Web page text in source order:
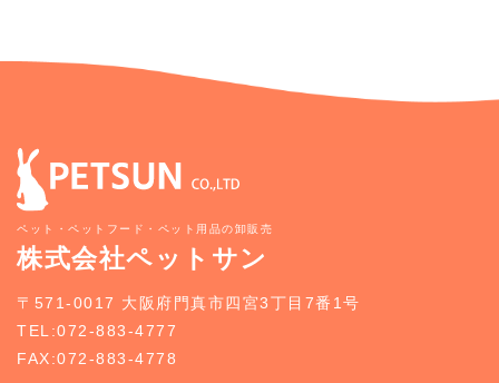
ペット・ペットフード・ペット用品の卸販売
株式会社ペットサン
〒571-0017 大阪府門真市四宮3丁目7番1号
TEL:072-883-4777
FAX:072-883-4778